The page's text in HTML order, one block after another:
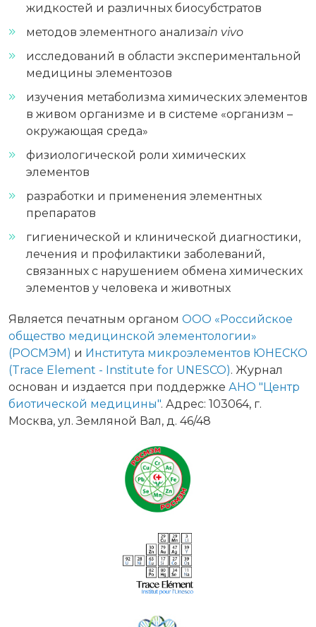
жидкостей и различных биосубстратов
методов элементного анализаin vivo
исследований в области экспериментальной
медицины элементозов
изучения метаболизма химических элементов
в живом организме и в системе «организм –
окружающая среда»
физиологической роли химических
элементов
разработки и применения элементных
препаратов
гигиенической и клинической диагностики,
лечения и профилактики заболеваний,
связанных с нарушением обмена химических
элементов у человека и животных
Является печатным органом ООО «Российское
общество медицинской элементологии»
(РОСМЭМ) и Института микроэлементов ЮНЕСКО
(Trace Element - Institute for UNESCO). Журнал
основан и издается при поддержке АНО "Центр
биотической медицины". Адрес: 103064, г.
Москва, ул. Земляной Вал, д. 46/48